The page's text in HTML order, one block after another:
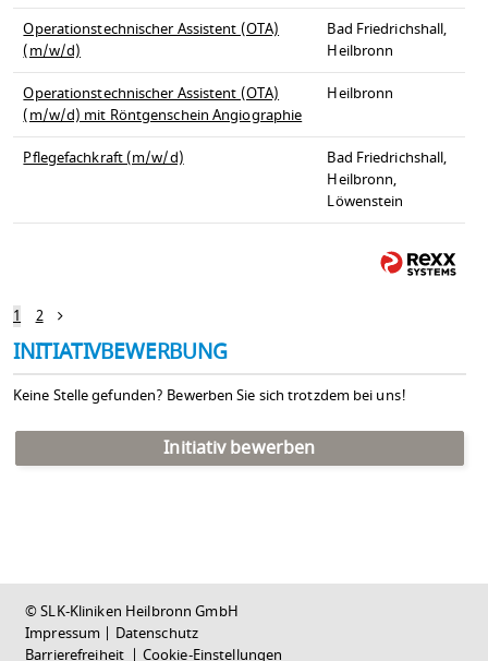
Operationstechnischer Assistent (OTA)
(m/w/d)
Bad Friedrichshall,
Heilbronn
Operationstechnischer Assistent (OTA)
(m/w/d) mit Röntgenschein Angiographie
Heilbronn
Pflegefachkraft (m/w/d)
Bad Friedrichshall,
Heilbronn,
Löwenstein
1 2
INITIATIVBEWERBUNG
Keine Stelle gefunden? Bewerben Sie sich trotzdem bei uns!
Initiativ bewerben
© SLK-Kliniken Heilbronn GmbH
Impressum | Datenschutz
Barrierefreiheit | Cookie-Einstellungen